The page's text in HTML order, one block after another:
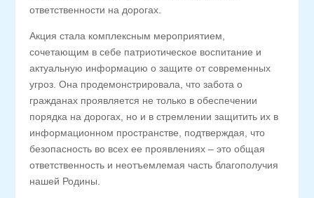
ответственности на дорогах.
Акция стала комплексным мероприятием,
сочетающим в себе патриотическое воспитание и
актуальную информацию о защите от современных
угроз. Она продемонстрировала, что забота о
гражданах проявляется не только в обеспечении
порядка на дорогах, но и в стремлении защитить их в
информационном пространстве, подтверждая, что
безопасность во всех ее проявлениях – это общая
ответственность и неотъемлемая часть благополучия
нашей Родины.